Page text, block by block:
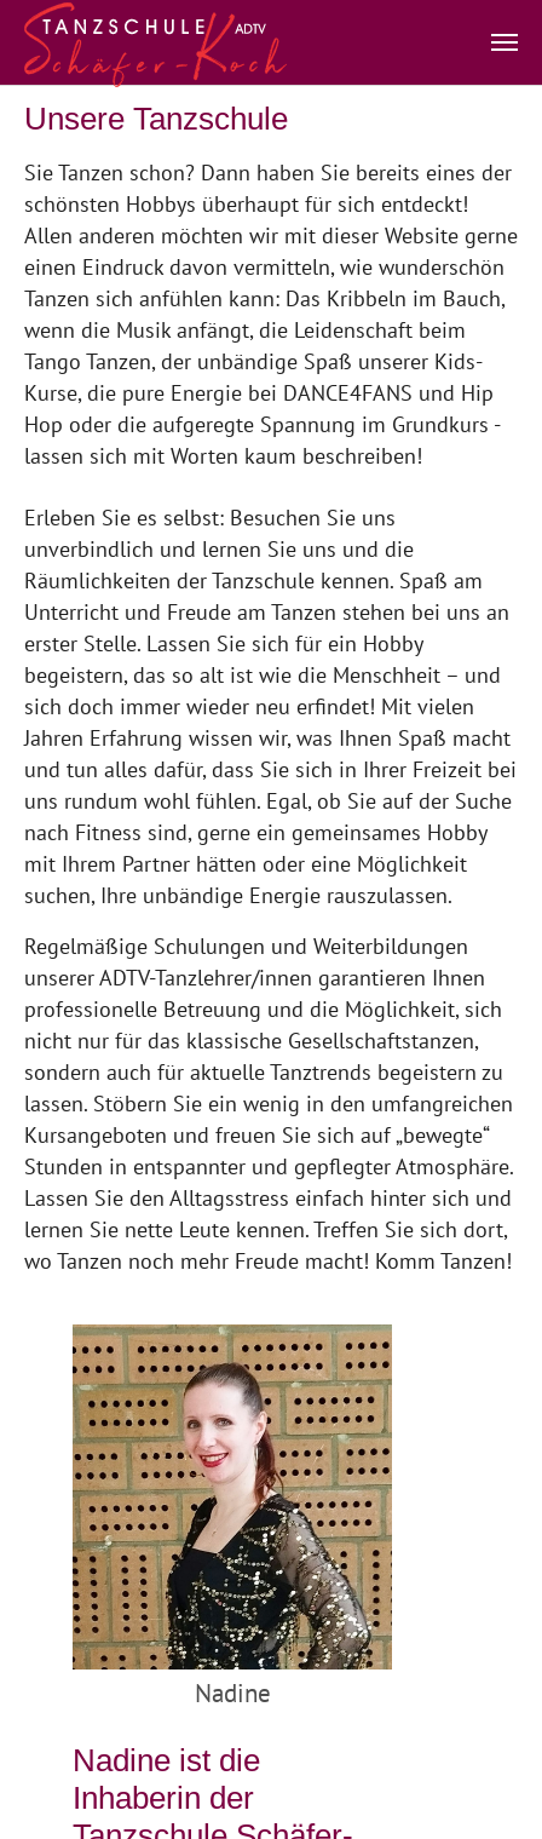
Unsere Tanzschule
Sie Tanzen schon? Dann haben Sie bereits eines der
schönsten Hobbys überhaupt für sich entdeckt!
Allen anderen möchten wir mit dieser Website gerne
einen Eindruck davon vermitteln, wie wunderschön
Tanzen sich anfühlen kann: Das Kribbeln im Bauch,
wenn die Musik anfängt, die Leidenschaft beim
Tango Tanzen, der unbändige Spaß unserer Kids-
Kurse, die pure Energie bei DANCE4FANS und Hip
Hop oder die aufgeregte Spannung im Grundkurs -
lassen sich mit Worten kaum beschreiben!
Erleben Sie es selbst: Besuchen Sie uns
unverbindlich und lernen Sie uns und die
Räumlichkeiten der Tanzschule kennen. Spaß am
Unterricht und Freude am Tanzen stehen bei uns an
erster Stelle. Lassen Sie sich für ein Hobby
begeistern, das so alt ist wie die Menschheit – und
sich doch immer wieder neu erfindet! Mit vielen
Jahren Erfahrung wissen wir, was Ihnen Spaß macht
und tun alles dafür, dass Sie sich in Ihrer Freizeit bei
uns rundum wohl fühlen. Egal, ob Sie auf der Suche
nach Fitness sind, gerne ein gemeinsames Hobby
mit Ihrem Partner hätten oder eine Möglichkeit
suchen, Ihre unbändige Energie rauszulassen.
Regelmäßige Schulungen und Weiterbildungen
unserer ADTV-Tanzlehrer/innen garantieren Ihnen
professionelle Betreuung und die Möglichkeit, sich
nicht nur für das klassische Gesellschaftstanzen,
sondern auch für aktuelle Tanztrends begeistern zu
lassen. Stöbern Sie ein wenig in den umfangreichen
Kursangeboten und freuen Sie sich auf „bewegte“
Stunden in entspannter und gepflegter Atmosphäre.
Lassen Sie den Alltagsstress einfach hinter sich und
lernen Sie nette Leute kennen. Treffen Sie sich dort,
wo Tanzen noch mehr Freude macht! Komm Tanzen!
Nadine
Nadine ist die
Inhaberin der